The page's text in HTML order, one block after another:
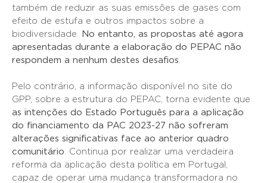
também de reduzir as suas emissões de gases com
efeito de estufa e outros impactos sobre a
biodiversidade. No entanto, as propostas até agora
apresentadas durante a elaboração do PEPAC não
respondem a nenhum destes desafios.
Pelo contrário, a informação disponível no site do
GPP, sobre a estrutura do PEPAC, torna evidente que
as intenções do Estado Português para a aplicação
do financiamento da PAC 2023-27 não sofreram
alterações significativas face ao anterior quadro
comunitário. Continua por realizar uma verdadeira
reforma da aplicação desta política em Portugal,
capaz de operar uma mudança transformadora no